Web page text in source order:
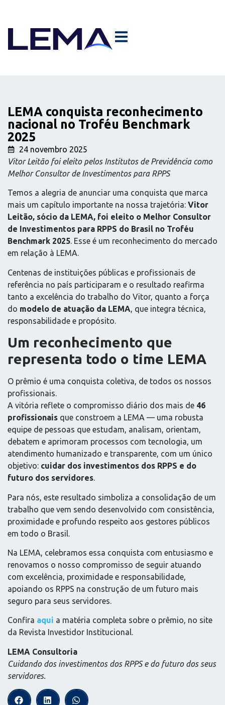
LEMA conquista reconhecimento
nacional no Troféu Benchmark
2025
24 novembro 2025
Vitor Leitão foi eleito pelos Institutos de Previdência como
Melhor Consultor de Investimentos para RPPS
Temos a alegria de anunciar uma conquista que marca
mais um capítulo importante na nossa trajetória: Vitor
Leitão, sócio da LEMA, foi eleito o Melhor Consultor
de Investimentos para RPPS do Brasil no Troféu
Benchmark 2025. Esse é um reconhecimento do mercado
em relação à LEMA.
Centenas de instituições públicas e profissionais de
referência no país participaram e o resultado reafirma
tanto a excelência do trabalho do Vitor, quanto a força
do modelo de atuação da LEMA, que integra técnica,
responsabilidade e propósito.
Um reconhecimento que
representa todo o time LEMA
O prêmio é uma conquista coletiva, de todos os nossos
profissionais.
A vitória reflete o compromisso diário dos mais de 46
profissionais que constroem a LEMA — uma robusta
equipe de pessoas que estudam, analisam, orientam,
debatem e aprimoram processos com tecnologia, um
atendimento humanizado e transparente, com um único
objetivo: cuidar dos investimentos dos RPPS e do
futuro dos servidores.
Para nós, este resultado simboliza a consolidação de um
trabalho que vem sendo desenvolvido com consistência,
proximidade e profundo respeito aos gestores públicos
em todo o Brasil.
Na LEMA, celebramos essa conquista com entusiasmo e
renovamos o nosso compromisso de seguir atuando
com excelência, proximidade e responsabilidade,
apoiando os RPPS na construção de um futuro mais
seguro para seus servidores.
Confira aqui a matéria completa sobre o prêmio, no site
da Revista Investidor Institucional.
LEMA Consultoria
Cuidando dos investimentos dos RPPS e do futuro dos seus
servidores.